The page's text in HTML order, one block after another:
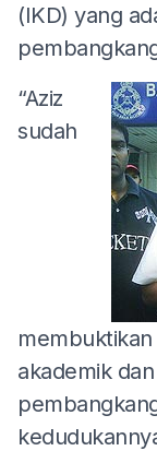
(IKD) yang
“Aziz
sudah
akademik